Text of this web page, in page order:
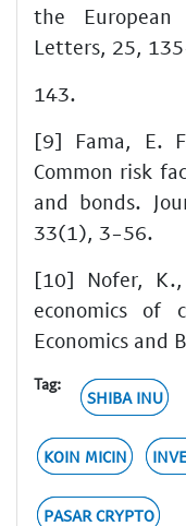
the European
Letters, 25,
143.
[9] Fama, E.
Common risk
and bonds.
33(1), 3-56.
[10] Nofer,
economics of
Economics and
Tag:
SHIBA INU
KOIN MICIN
PASAR CRYPTO